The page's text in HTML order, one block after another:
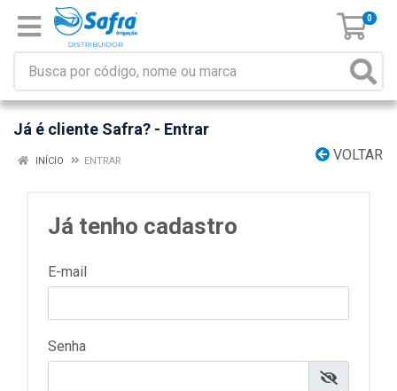
0
Já é cliente Safra? - Entrar
VOLTAR
INÍCIO ENTRAR
Já tenho cadastro
E-mail
Senha